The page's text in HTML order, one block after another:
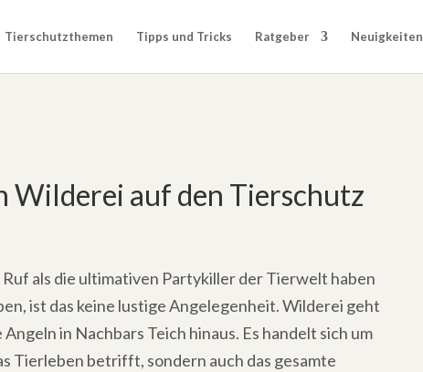
Tierschutzthemen Tipps und Tricks Ratgeber Neuigkeiten
Wilderei auf den Tierschutz
als die ultimativen Partykiller der Tierwelt haben
ist das keine lustige Angelegenheit. Wilderei geht
in Nachbars Teich hinaus. Es handelt sich um
Tierleben betrifft, sondern auch das gesamte